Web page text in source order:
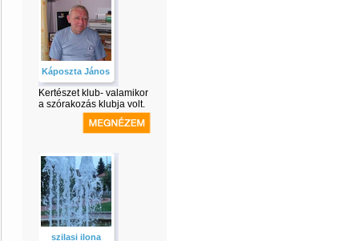
Káposzta János
Kertészet klub- valamikor
a szórakozás klubja volt.
szilasi ilona